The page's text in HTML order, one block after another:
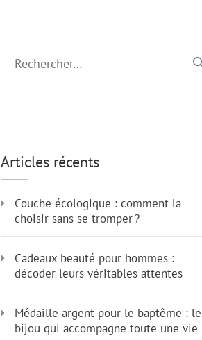
Articles récents
Couche écologique : comment la
choisir sans se tromper ?
Cadeaux beauté pour hommes :
décoder leurs véritables attentes
Médaille argent pour le baptême : le
bijou qui accompagne toute une vie